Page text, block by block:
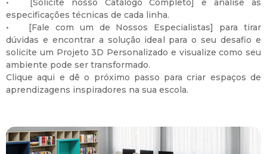
• [Solicite nosso Catálogo Completo]e analise as
especificações técnicas de cada linha.
•
[Fale com um de Nossos Especialistas]
para tirar
dúvidas e encontrar a solução ideal para o seu desafio e
solicite um Projeto 3D Personalizado e visualize como seu
ambiente pode ser transformado.
Clique aqui e dê o próximo passo para criar espaços de
aprendizagens inspiradores na sua escola.